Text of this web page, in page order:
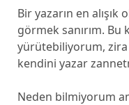
Bir yazarın en
görmek sanırım.
yürütebiliyorum,
kendini yazar
Neden bilmiyorum